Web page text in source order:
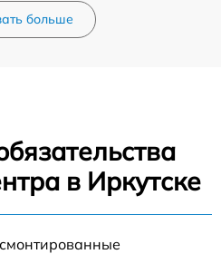
больше
в Иркутске